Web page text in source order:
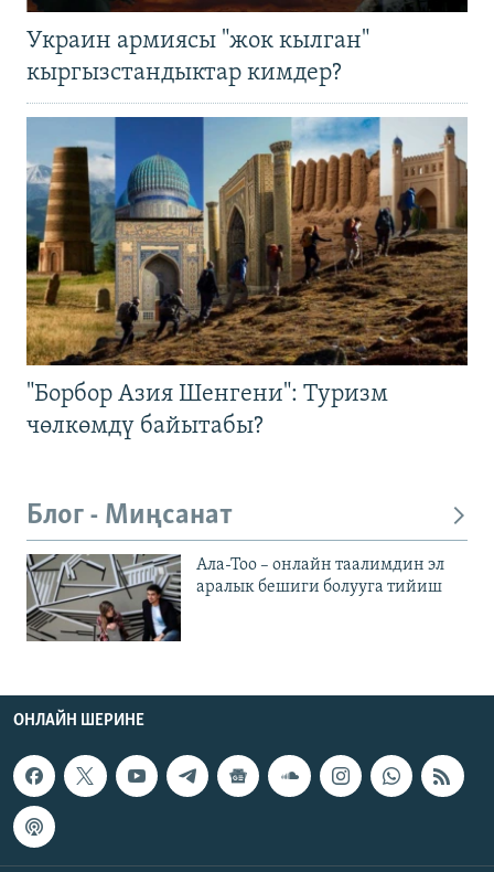
Украин армиясы "жок кылган"
кыргызстандыктар кимдер?
"Борбор Азия Шенгени": Туризм
чөлкөмдү байытабы?
Блог - Миңсанат
Ала-Тоо – онлайн таалимдин эл
аралык бешиги болууга тийиш
ОНЛАЙН ШЕРИНЕ